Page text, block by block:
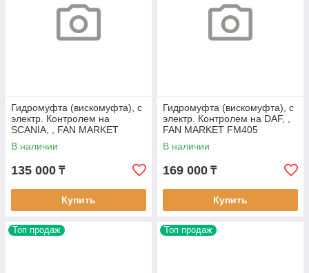
Гидромуфта (вискомуфта), с
электр. Контролем на
SCANIA, , FAN MARKET
FM382
В наличии
135 000 ₸
Купить
Гидромуфта (вискомуфта), с
электр. Контролем на DAF, ,
FAN MARKET FM405
В наличии
169 000 ₸
Купить
Топ продаж Топ продаж